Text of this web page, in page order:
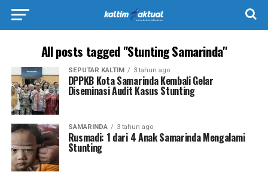
All posts tagged "Stunting Samarinda"
SEPUTAR KALTIM 3 tahun ago
DPPKB Kota Samarinda Kembali Gelar
Diseminasi Audit Kasus Stunting
SAMARINDA 3 tahun ago
Rusmadi: 1 dari 4 Anak Samarinda Mengalami
Stunting